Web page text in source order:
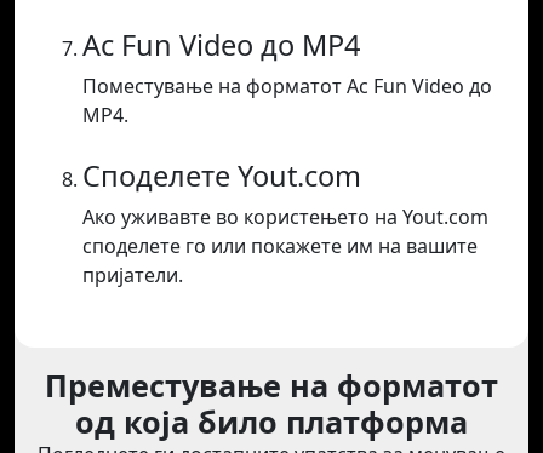
Ac Fun Video до MP4
Поместување на форматот Ac Fun Video до
MP4.
Споделете Yout.com
Ако уживавте во користењето на Yout.com
споделете го или покажете им на вашите
пријатели.
Преместување на форматот
од која било платформа